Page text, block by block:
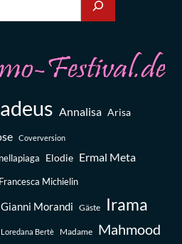
Annalisa Arisa
Coverversion
Elodie Ermal Meta
Francesca Michielin
Gianni Morandi Gäste Irama
Loredana Bertè Madame Mahmood